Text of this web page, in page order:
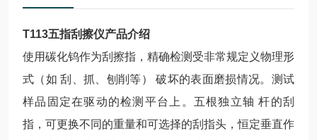
T113五指刮擦仪产品介绍
使用碳化钨作为刮擦指，精确检测受非常规定义物理形
式（如 刮、抓、刨削等） 破坏的表面磨损情况。测试
样品固定在驱动的检测平台上。五根独立轴 杆的刮
指，可更换不同的重量和可选择的刮指头，恒定垂直作